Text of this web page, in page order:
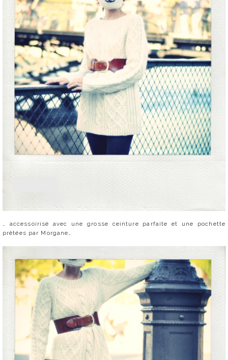
… accessoirisé avec une grosse ceinture parfaite et une pochette
prêtées par Morgane…